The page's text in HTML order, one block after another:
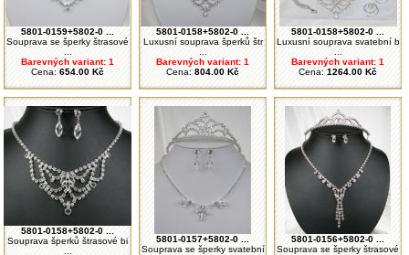
5801-0159+5802-0 ...
Souprava se šperky štrasové
Barevných variant: 1
Cena: 654.00 Kč
5801-0158+5802-0 ...
Luxusní souprava šperků štr
Barevných variant: 1
Cena: 804.00 Kč
5801-0158+5802-0 ...
Luxusní souprava svatební b
Barevných variant: 1
Cena: 1264.00 Kč
5801-0158+5802-0 ...
Souprava šperků štrasové bi
5801-0157+5802-0 ...
Souprava se šperky svatební
5801-0156+5802-0 ...
Souprava se šperky štrasové